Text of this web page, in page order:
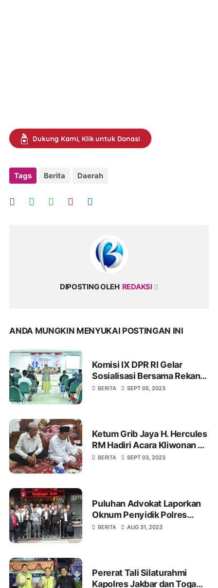
Dukung Kami, Klik untuk Donasi
Tags Berita Daerah
DIPOSTING OLEH REDAKSI
ANDA MUNGKIN MENYUKAI POSTINGAN INI
Komisi IX DPR RI Gelar
Sosialisasi Bersama Rekan
Mitra Kerjanya BKKBN di
BERITA SEPT 05, 2023
Ketum Grib Jaya H. Hercules
RM Hadiri Acara Kliwonan di
Pekalongan dan Milad Ke 11
BERITA SEPT 03, 2023
Puluhan Advokat Laporkan
Oknum Penyidik Polres
JAKSEL Ke Propam Mabes
BERITA AUG 31, 2023
Pererat Tali Silaturahmi
Kapolres Jakbar dan Toga